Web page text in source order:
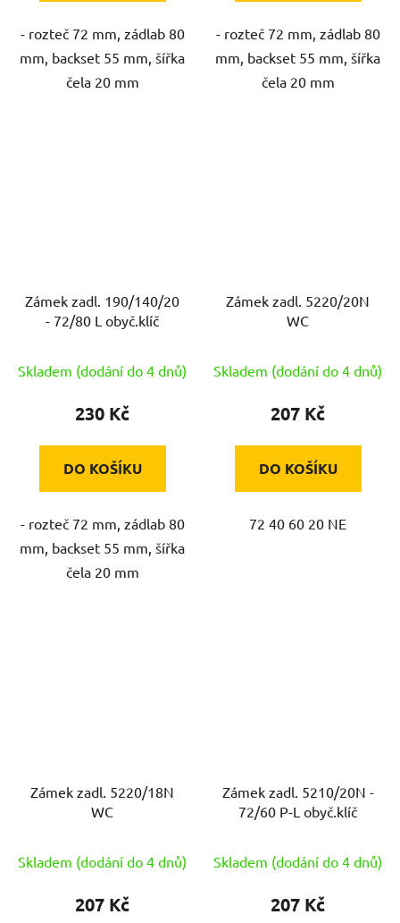
- rozteč 72 mm, zádlab 80
mm, backset 55 mm, šířka
čela 20 mm
- rozteč 72 mm, zádlab 80
mm, backset 55 mm, šířka
čela 20 mm
Zámek zadl. 190/140/20
- 72/80 L obyč.klíč
Skladem (dodání do 4 dnů)
230 Kč
DO KOŠÍKU
- rozteč 72 mm, zádlab 80
mm, backset 55 mm, šířka
čela 20 mm
Zámek zadl. 5220/20N
WC
Skladem (dodání do 4 dnů)
207 Kč
DO KOŠÍKU
72 40 60 20 NE
Zámek zadl. 5220/18N
WC
Skladem (dodání do 4 dnů)
207 Kč
Zámek zadl. 5210/20N -
72/60 P-L obyč.klíč
Skladem (dodání do 4 dnů)
207 Kč